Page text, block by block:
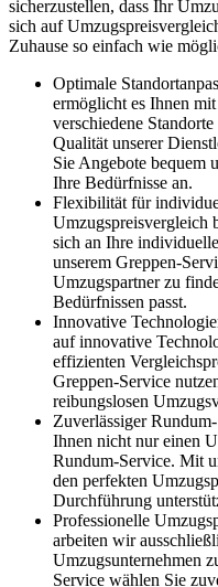
sicherzustellen, dass Ihr
sich auf
Zuhause so einfach wie
Optimale
ermöglicht es Ihnen
verschiedene
Qualität unserer
Sie Angebote bequem
Ihre Bedürfnisse an.
Flexibilität für
Umzugspreisvergleich
sich an Ihre
unserem Greppen-
Umzugspartner zu
Bedürfnissen passt.
Innovative
auf innovative
effizienten
Greppen-Service
reibungslosen
Zuverlässiger
Ihnen nicht nur einen
Rundum-Service. Mit
den perfekten
Durchführung
Professionelle
arbeiten wir
Umzugsunternehmen
Service wählen Sie